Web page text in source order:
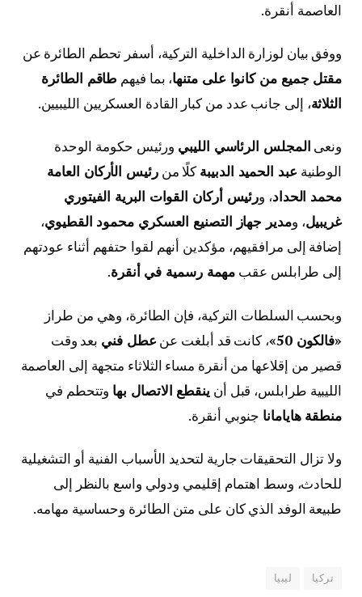
العاصمة أنقرة.
ووفق بيان لوزارة الداخلية التركية، أسفر تحطم الطائرة عن
مقتل جميع من كانوا على متنها، بما فيهم طاقم الطائرة
الثلاثة، إلى جانب عدد من كبار القادة العسكريين الليبيين.
ونعى المجلس الرئاسي الليبي ورئيس حكومة الوحدة
الوطنيةعبد الحميد الدبيبة كلًا منرئيس الأركان العامة
محمد الحداد، ورئيس أركان القوات البرية الفيتوري
غريبيل، ومدير جهاز التصنيع العسكري محمود القطيوي،
إضافة إلى مرافقيهم، مؤكدين أنهم لقوا حتفهم أثناء عودتهم
إلى طرابلس عقب مهمة رسمية في أنقرة.
وبحسب السلطات التركية، فإن الطائرة، وهي من طراز
«فالكون 50»
، كانت قد أبلغت عنعطل فني بعد وقت
قصير من إقلاعها من أنقرة مساء الثلاثاء متجهة إلى العاصمة
الليبية طرابلس، قبل أن ينقطع الاتصال بها وتتحطم في
منطقة هايامانا جنوبي أنقرة.
ولا تزال التحقيقات جارية لتحديد الأسباب الفنية أو التشغيلية
للحادث، وسط اهتمام إقليمي ودولي واسع بالنظر إلى
طبيعة الوفد الذي كان على متن الطائرة وحساسية مهامه.
تركيا ليبيا